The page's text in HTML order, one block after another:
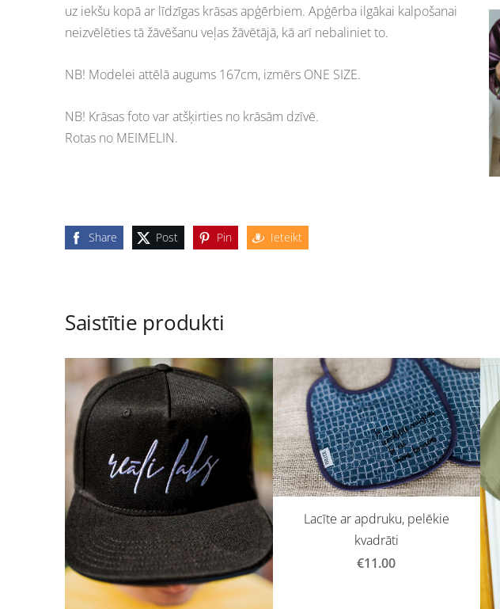
uz iekšu kopā ar līdzīgas krāsas apģērbiem. Apģērba ilgākai kalpošanai
neizvēlēties tā žāvēšanu veļas žāvētājā, kā arī nebaliniet to.
NB! Modelei attēlā augums 167cm, izmērs ONE SIZE.
NB! Krāsas foto var atšķirties no krāsām dzīvē.
Rotas no MEIMELIN.
Share Post Pin Ieteikt
Saistītie produkti
Lacīte ar apdruku, pelēkie
kvadrāti
€11.00